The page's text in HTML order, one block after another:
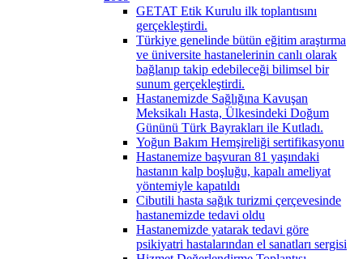
GETAT Etik Kurulu ilk toplantısını
gerçekleştirdi.
Türkiye genelinde bütün eğitim araştırma
ve üniversite hastanelerinin canlı olarak
bağlanıp takip edebileceği bilimsel bir
sunum gerçekleştirdi.
Hastanemizde Sağlığına Kavuşan
Meksikalı Hasta, Ülkesindeki Doğum
Gününü Türk Bayrakları ile Kutladı.
Yoğun Bakım Hemşireliği sertifikasyonu
Hastanemize başvuran 81 yaşındaki
hastanın kalp boşluğu, kapalı ameliyat
yöntemiyle kapatıldı
Cibutili hasta sağık turizmi çerçevesinde
hastanemizde tedavi oldu
Hastanemizde yatarak tedavi göre
psikiyatri hastalarından el sanatları sergisi